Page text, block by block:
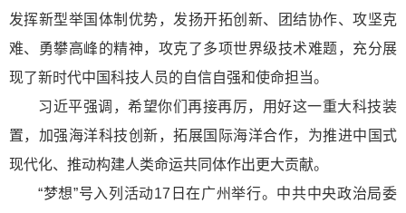
发挥新型举国体制优势，发扬开拓创新、团结协作、攻坚克
难、勇攀高峰的精神，攻克了多项世界级技术难题，充分展
现了新时代中国科技人员的自信自强和使命担当。
习近平强调，希望你们再接再厉，用好这一重大科技装
置，加强海洋科技创新，拓展国际海洋合作，为推进中国式
现代化、推动构建人类命运共同体作出更大贡献。
“梦想”号入列活动17日在广州举行。中共中央政治局委